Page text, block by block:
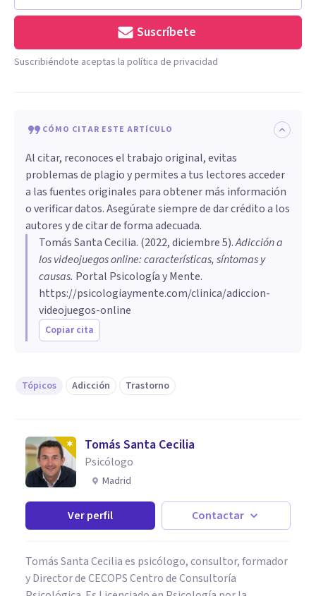
Suscríbete
Suscribiéndote aceptas la política de privacidad
CÓMO CITAR ESTE ARTÍCULO
Al citar, reconoces el trabajo original, evitas
problemas de plagio y permites a tus lectores acceder
a las fuentes originales para obtener más información
o verificar datos. Asegúrate siempre de dar crédito a los
autores y de citar de forma adecuada.
Tomás Santa Cecilia. (2022, diciembre 5).Adicción a
los videojuegos online: características, síntomas y
causas. Portal Psicología y Mente.
https://psicologiaymente.com/clinica/adiccion-
videojuegos-online
Copiar cita
Tópicos Adicción Trastorno
Tomás Santa Cecilia
Psicólogo
Madrid
Ver perfil Contactar
Tomás Santa Cecilia es psicólogo, consultor, formador
y Director de CECOPS Centro de Consultoría